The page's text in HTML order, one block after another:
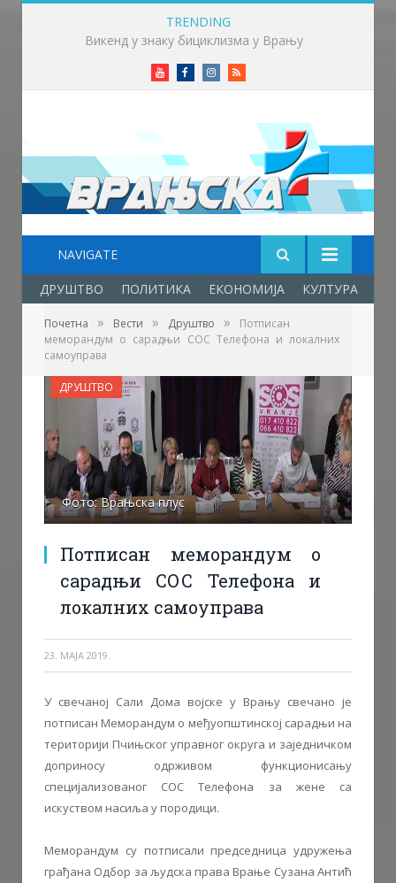
TRENDING
YoutubeFacebookInstagram
RSS
NAVIGATE
ДРУШТВО ПОЛИТИКА ЕКОНОМИЈА КУЛТУРА
Почетна » Вести » Друштво »
Потписан
меморандум о сарадњи СОС Телефона и локалних
самоуправа
Фото: Врањска плус
Потписан меморандум о
сарадњи СОС Телефона и
локалних самоуправа
23. МАЈА 2019.
ДРУШТВО
У свечаној Сали Дома војске у Врању свечано је
потписан Меморандум о међуопштинској сарадњи на
територији Пчињског управног округа и заједничком
доприносу одрживом функционисању
специјализованог СОС Телефона за жене са
искуством насиља у породици.
Меморандум су потписали председница удружења
грађана Одбор за људска права Врање Сузана Антић